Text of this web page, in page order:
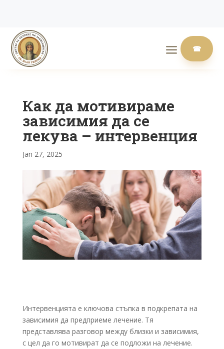
a ☎
Как да мотивираме
зависимия да се
лекува – интервенция
Jan 27, 2025
Интервенцията е ключова стъпка в подкрепата на
зависимия да предприеме лечение. Тя
представлява разговор между близки и зависимия,
с цел да го мотивират да се подложи на лечение.